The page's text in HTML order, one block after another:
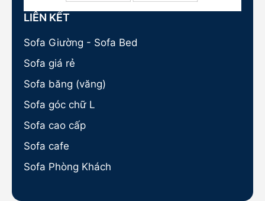
LIÊN KẾT
Sofa Giường - Sofa Bed
Sofa giá rẻ
Sofa băng (văng)
Sofa góc chữ L
Sofa cao cấp
Sofa cafe
Sofa Phòng Khách